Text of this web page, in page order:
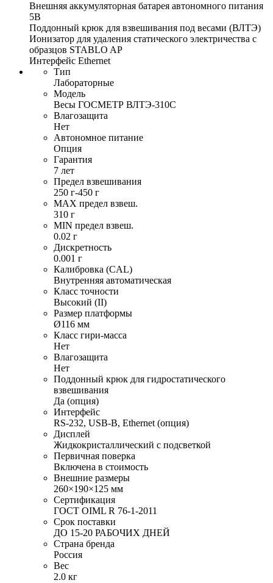
Внешняя аккумуляторная батарея автономного питания
5В
Поддонный крюк для взвешивания под весами (ВЛТЭ)
Ионизатор для удаления статического электричества с
образцов STABLO AP
Интерфейс Ethernet
Тип
Лабораторные
Модель
Весы ГОСМЕТР ВЛТЭ-310С
Влагозащита
Нет
Автономное питание
Опция
Гарантия
7 лет
Предел взвешивания
250 г-450 г
MAX предел взвеш.
310 г
MIN предел взвеш.
0.02 г
Дискретность
0.001 г
Калибровка (CAL)
Внутренняя автоматическая
Класс точности
Высокий (II)
Размер платформы
Ø116 мм
Класс гири-масса
Нет
Влагозащита
Нет
Поддонный крюк для гидростатического
взвешивания
Да (опция)
Интерфейс
RS-232, USB-B, Ethernet (опция)
Дисплей
Жидкокристаллический с подсветкой
Первичная поверка
Включена в стоимость
Внешние размеры
260×190×125 мм
Сертификация
ГОСТ OIML R 76-1-2011
Срок поставки
ДО 15-20 РАБОЧИХ ДНЕЙ
Страна бренда
Россия
Вес
2.0 кг